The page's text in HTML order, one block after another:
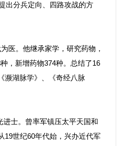
出分兵定向、四路攻战的方
医。他继承家学，研究药物，
，新增药物374种。总结了16
濒湖脉学》、《奇经八脉
士。曾率军镇压太平天国和
19世纪60年代始，兴办近代军